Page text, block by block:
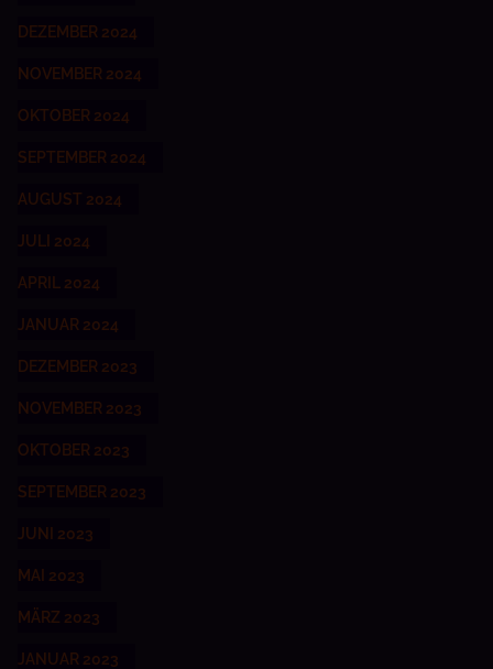
DEZEMBER 2024
NOVEMBER 2024
OKTOBER 2024
SEPTEMBER 2024
AUGUST 2024
JULI 2024
APRIL 2024
JANUAR 2024
DEZEMBER 2023
NOVEMBER 2023
OKTOBER 2023
SEPTEMBER 2023
JUNI 2023
MAI 2023
MÄRZ 2023
JANUAR 2023